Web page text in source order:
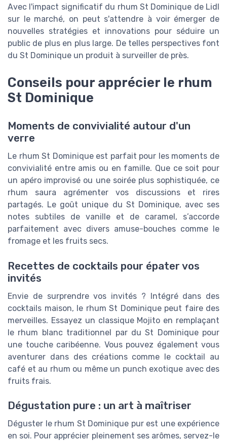
Avec l'impact significatif du rhum St Dominique de Lidl
sur le marché, on peut s'attendre à voir émerger de
nouvelles stratégies et innovations pour séduire un
public de plus en plus large. De telles perspectives font
du St Dominique un produit à surveiller de près.
Conseils pour apprécier le rhum
St Dominique
Moments de convivialité autour d'un
verre
Le rhum St Dominique est parfait pour les moments de
convivialité entre amis ou en famille. Que ce soit pour
un apéro improvisé ou une soirée plus sophistiquée, ce
rhum saura agrémenter vos discussions et rires
partagés. Le goût unique du St Dominique, avec ses
notes subtiles de vanille et de caramel, s’accorde
parfaitement avec divers amuse-bouches comme le
fromage et les fruits secs.
Recettes de cocktails pour épater vos
invités
Envie de surprendre vos invités ? Intégré dans des
cocktails maison, le rhum St Dominique peut faire des
merveilles. Essayez un classique Mojito en remplaçant
le rhum blanc traditionnel par du St Dominique pour
une touche caribéenne. Vous pouvez également vous
aventurer dans des créations comme le cocktail au
café et au rhum ou même un punch exotique avec des
fruits frais.
Dégustation pure : un art à maîtriser
Déguster le rhum St Dominique pur est une expérience
en soi. Pour apprécier pleinement ses arômes, servez-le